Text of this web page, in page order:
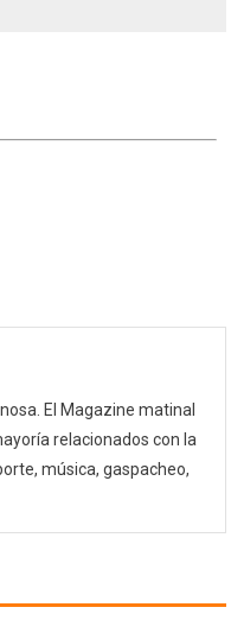
El Magazine matinal
relacionados con la
música, gaspacheo,